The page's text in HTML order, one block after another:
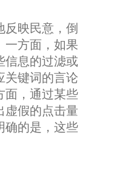
反映民意，倒
一方面，如果
信息的过滤或
关键词的言论
面，通过某些
虚假的点击量
确的是，这些